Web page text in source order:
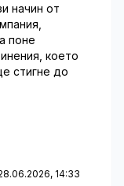
начин от
поне
което
стигне до
14:33